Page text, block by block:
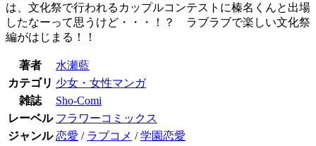
は、文化祭で行われるカップルコンテストに榛名くんと出場
したなーって思うけど・・・！？ ラブラブで楽しい文化祭
編がはじまる！！
著者
水瀬藍
カテゴリ 少女・女性マンガ
雑誌
Sho-Comi
レーベル フラワーコミックス
ジャンル 恋愛 / ラブコメ /学園恋愛